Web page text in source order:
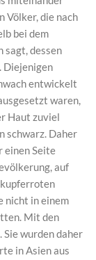
Völker, die nach
bei dem
sagt, dessen
Diejenigen
entwickelt
waren,
Haut zuviel
schwarz. Daher
einen Seite
auf
nicht in einem
Mit den
Sie wurden daher
in Asien aus